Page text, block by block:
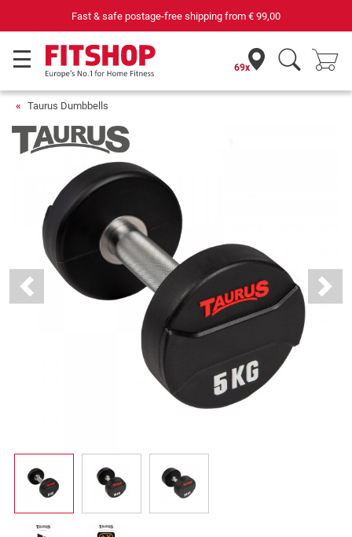
69 specialist fitness markets on site with 75 own service
69x
Taurus Dumbbells
Previous Next